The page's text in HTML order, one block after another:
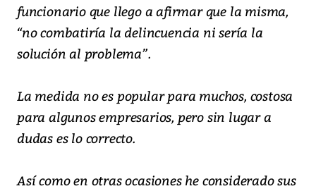
funcionario que llego a afirmar que la misma,
“no combatiría la delincuencia ni sería la
solución al problema”.
La medida no es popular para muchos, costosa
para algunos empresarios, pero sin lugar a
dudas es lo correcto.
Así como en otras ocasiones he considerado sus